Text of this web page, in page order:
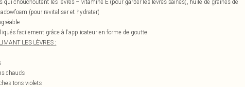
chouchoutent les lèvres – vitamine E (pour garder les lèvres saines), huile de graines de
(pour revitaliser et hydrater)
facilement grâce à l'applicateur en forme de goutte
LES LÈVRES :
chauds
tons violets